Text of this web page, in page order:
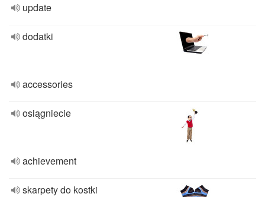
update
dodatki
accessories
osiągniecie
achievement
skarpety do kostki